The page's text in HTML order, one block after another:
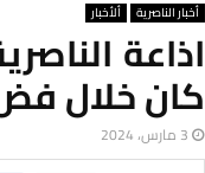
أخبار الناصرية ألأخبار
اذاعة
كان خلال فض
3 مارس، 2024